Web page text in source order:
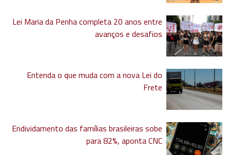
Lei Maria da Penha completa 20 anos entre
avanços e desafios
Entenda o que muda com a nova Lei do
Frete
Endividamento das famílias brasileiras sobe
para 82%, aponta CNC